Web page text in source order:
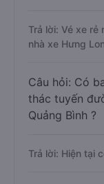
Trả lời: Vé xe
nhà xe Hưng
Câu hỏi: Có
thác tuyến
Quảng Bình ?
Trả lời: Hiện tại